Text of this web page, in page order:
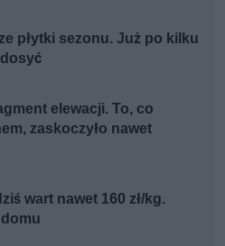
płytki sezonu. Już po kilku
elewacji. To, co
zaskoczyło nawet
wart nawet 160 zł/kg.